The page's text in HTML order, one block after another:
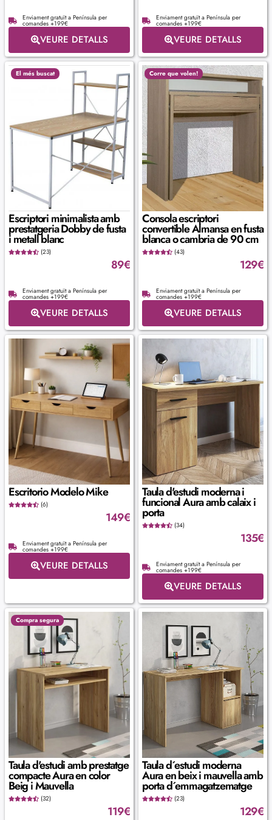
Enviament gratuït a Península per
comandes +199€
VEURE DETALLS
Enviament gratuït a Península per
comandes +199€
VEURE DETALLS
El més buscat
Escriptori minimalista amb
prestatgeria Dobby de fusta
i metall blanc
(23)
89€
Enviament gratuït a Península per
comandes +199€
VEURE DETALLS
Corre que volen!
Consola escriptori
convertible Almansa en fusta
blanca o cambria de 90 cm
(43)
129€
Enviament gratuït a Península per
comandes +199€
VEURE DETALLS
Escritorio Modelo Mike
(6)
149€
Enviament gratuït a Península per
comandes +199€
VEURE DETALLS
Taula d'estudi moderna i
funcional Aura amb calaix i
porta
(34)
135€
Enviament gratuït a Península per
comandes +199€
VEURE DETALLS
Compra segura
Taula d'estudi amb prestatge
compacte Aura en color
Beig i Mauvella
(32)
119€
Taula d´estudi moderna
Aura en beix i mauvella amb
porta d´emmagatzematge
(23)
129€